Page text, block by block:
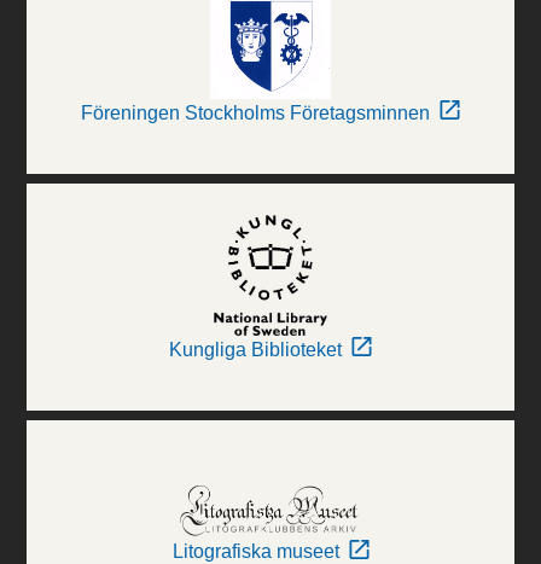
Föreningen Stockholms Företagsminnen
Kungliga Biblioteket
Litografiska museet